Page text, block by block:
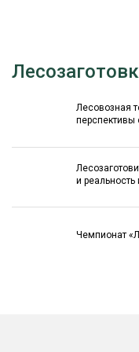
Лесовозная
перспективы
и
Чемпионат